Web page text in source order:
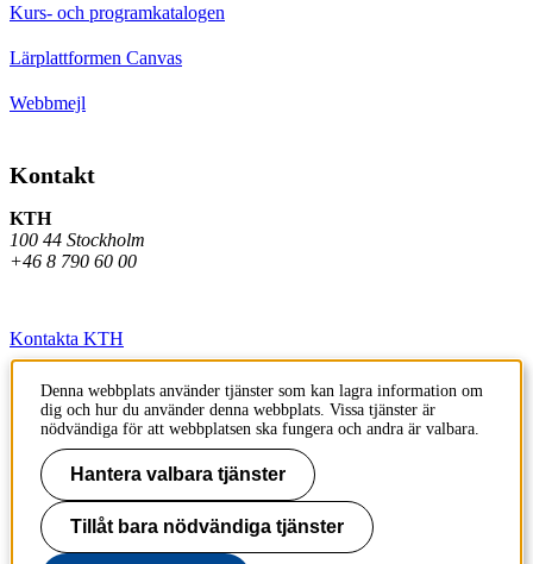
Kurs- och programkatalogen
Lärplattformen Canvas
Webbmejl
Kontakt
KTH
100 44 Stockholm
+46 8 790 60 00
Kontakta KTH
Jobba på KTH
Press och media
Faktura och betalning KTH
Om KTH:s webbplatser
Denna webbplats använder tjänster som kan lagra information om
dig och hur du använder denna webbplats. Vissa tjänster är
nödvändiga för att webbplatsen ska fungera och andra är valbara.
Hantera valbara tjänster
Tillåt bara nödvändiga tjänster